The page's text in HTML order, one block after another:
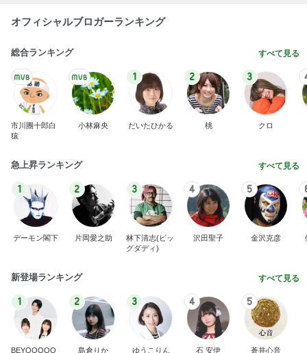
オフィシャルブロガーランキング
総合ランキング すべて見る
市川團十郎白
猿
小林麻央
1
だいたひかる
2
桃
3
クロ
急上昇ランキング すべて見る
1
デーモン閣下
2
片岡愛之助
3
林下清志(ビッ
グダディ)
4
沢田聖子
5
金沢克彦
新登場ランキング すべて見る
1
BEYOOOOO
2
島倉りか
3
ゆうこりん
4
石 安伊
5
蒼井心音